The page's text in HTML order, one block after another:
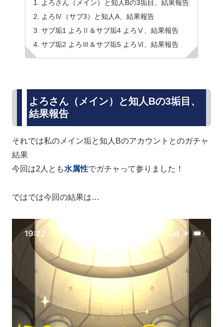
よろさん（メイン）と知人Bの3垢目、結果報告
よろⅣ（サブ3）と知人A、結果報告
サブ垢1 よろⅡ＆サブ垢4 よろⅤ、結果報告
サブ垢2 よろⅢ＆サブ垢5 よろⅥ、結果報告
よろさん（メイン）と知人Bの3垢目、
結果報告
それでは私のメイン垢と知人Bのアカウントとのガチャ
結果
今回は2人とも水属性でガチャって参りました！
ではでは今回の結果は…